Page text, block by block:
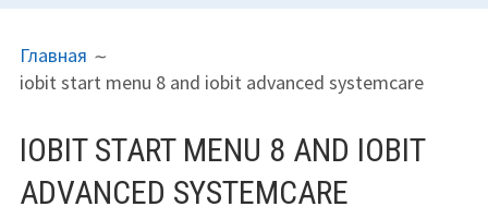
НА
САЙТЕ
(ХЛЕБНЫЕ
КРОШКИ)
Главная
iobit start menu 8 and iobit advanced systemcare
IOBIT START MENU 8 AND IOBIT
ADVANCED SYSTEMCARE